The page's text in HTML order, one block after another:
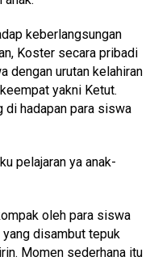
keberlangsungan
Koster secara pribadi
dengan urutan kelahiran
yakni Ketut.
di hadapan para siswa
pelajaran ya anak-
oleh para siswa
yang disambut tepuk
Momen sederhana itu